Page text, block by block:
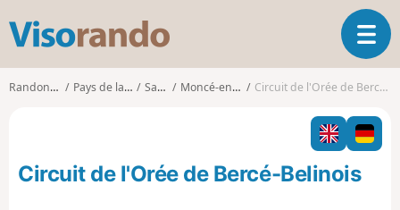
s
o
o
O
u
i
r
l
Randonnées Pays de la Loire Sarthe Moncé-en-Belin Circuit de l'Orée de Bercé-Belinois
Circuit de l'Orée de Bercé-Belinois